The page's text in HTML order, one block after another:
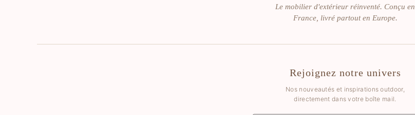
Le mobilier d'extérieur réinventé. Conçu en
France, livré partout en Europe.
Rejoignez notre univers
Nos nouveautés et inspirations outdoor,
directement dans votre boîte mail.